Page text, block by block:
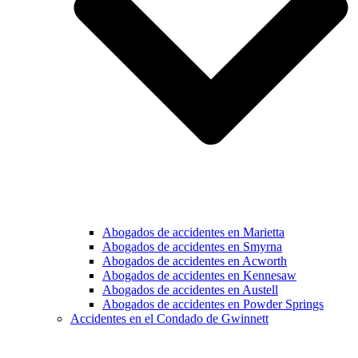
Abogados de accidentes en Marietta
Abogados de accidentes en Smyrna
Abogados de accidentes en Acworth
Abogados de accidentes en Kennesaw
Abogados de accidentes en Austell
Abogados de accidentes en Powder Springs
Accidentes en el Condado de Gwinnett